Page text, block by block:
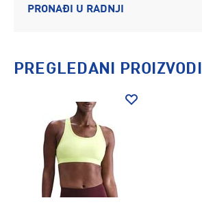
PRONAĐI U RADNJI
PREGLEDANI PROIZVODI